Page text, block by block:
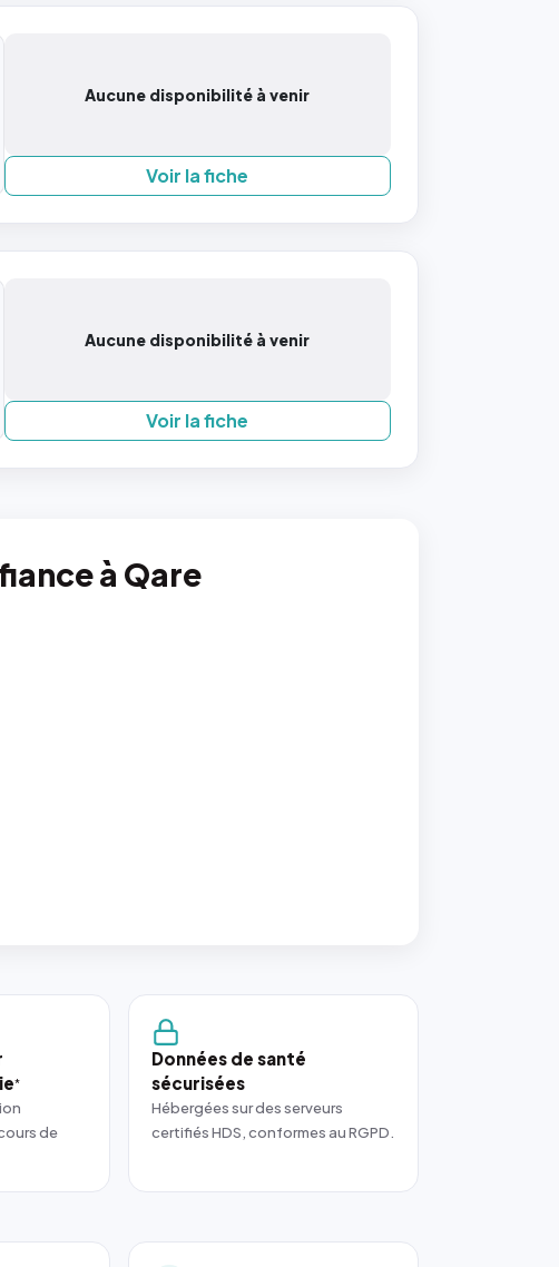
Aucune disponibilité à venir
Voir la fiche
Aucune disponibilité à venir
Voir la fiche
à Qare
*
de
Données de santé
sécurisées
Hébergées sur des serveurs
certifiés HDS, conformes au RGPD.